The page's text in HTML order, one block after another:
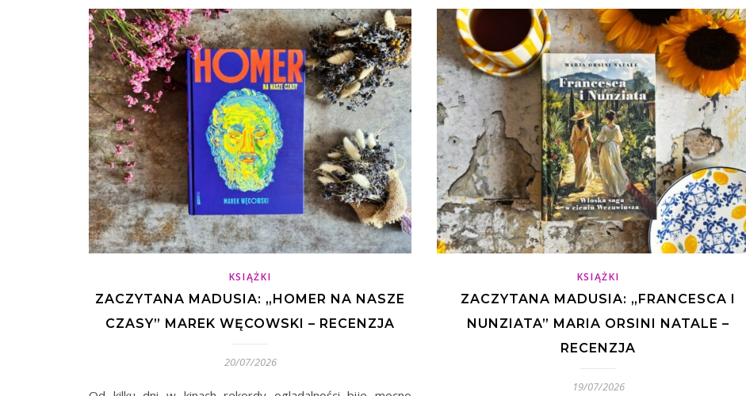
KSIĄŻKI
ZACZYTANA MADUSIA: „HOMER NA NASZE
CZASY” MAREK WĘCOWSKI – RECENZJA
20/07/2026
KSIĄŻKI
ZACZYTANA MADUSIA: „FRANCESCA I
NUNZIATA” MARIA ORSINI NATALE –
RECENZJA
19/07/2026